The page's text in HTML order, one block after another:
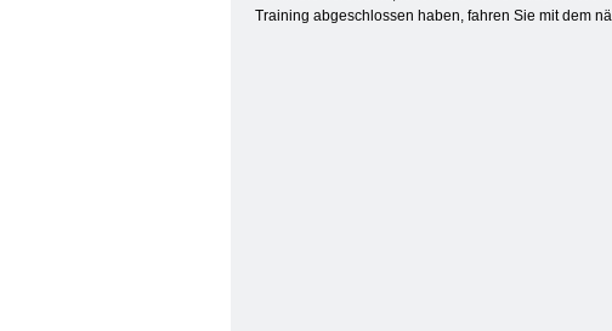
Training abgeschlossen haben, fahren Sie mit dem